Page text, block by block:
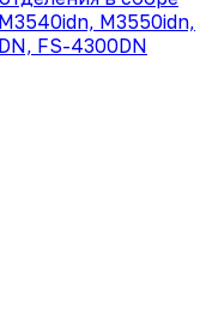
M3550idn,
FS-4300DN